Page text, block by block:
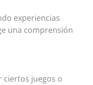
experiencias
una comprensión
ciertos juegos o